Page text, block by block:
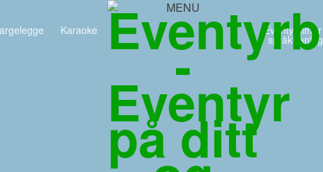
MENU
Karaoke Eventyrfilmer /
språktrening